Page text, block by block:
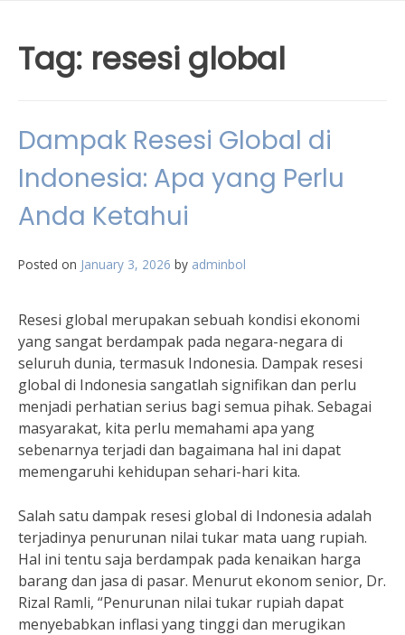
Tag: resesi global
Dampak Resesi Global di
Indonesia: Apa yang Perlu
Anda Ketahui
Posted on January 3, 2026 by adminbol
Resesi global merupakan sebuah kondisi ekonomi
yang sangat berdampak pada negara-negara di
seluruh dunia, termasuk Indonesia. Dampak resesi
global di Indonesia sangatlah signifikan dan perlu
menjadi perhatian serius bagi semua pihak. Sebagai
masyarakat, kita perlu memahami apa yang
sebenarnya terjadi dan bagaimana hal ini dapat
memengaruhi kehidupan sehari-hari kita.
Salah satu dampak resesi global di Indonesia adalah
terjadinya penurunan nilai tukar mata uang rupiah.
Hal ini tentu saja berdampak pada kenaikan harga
barang dan jasa di pasar. Menurut ekonom senior, Dr.
Rizal Ramli, “Penurunan nilai tukar rupiah dapat
menyebabkan inflasi yang tinggi dan merugikan